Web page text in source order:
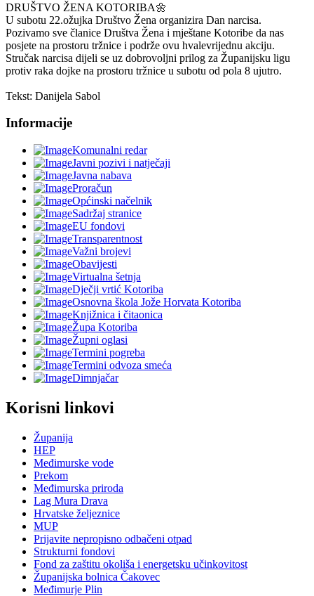
DRUŠTVO ŽENA KOTORIBA🌼
U subotu 22.ožujka Društvo Žena organizira Dan narcisa.
Pozivamo sve članice Društva Žena i mještane Kotoribe da nas
posjete na prostoru tržnice i podrže ovu hvalevrijednu akciju.
Stručak narcisa dijeli se uz dobrovoljni prilog za Županijsku ligu
protiv raka dojke na prostoru tržnice u subotu od pola 8 ujutro.
Tekst: Danijela Sabol
Informacije
Komunalni redar
Javni pozivi i natječaji
Javna nabava
Proračun
Općinski načelnik
Sadržaj stranice
EU fondovi
Transparentnost
Važni brojevi
Obavijesti
Virtualna šetnja
Dječji vrtić Kotoriba
Osnovna škola Jože Horvata Kotoriba
Knjižnica i čitaonica
Župa Kotoriba
Župni oglasi
Termini pogreba
Termini odvoza smeća
Dimnjačar
Korisni linkovi
Županija
HEP
Međimurske vode
Prekom
Međimurska priroda
Lag Mura Drava
Hrvatske željeznice
MUP
Prijavite nepropisno odbačeni otpad
Strukturni fondovi
Fond za zaštitu okoliša i energetsku učinkovitost
Županijska bolnica Čakovec
Međimurje Plin